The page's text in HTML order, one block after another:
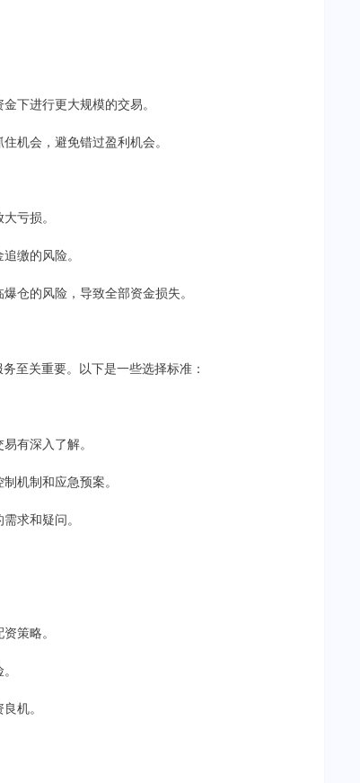
下进行更大规模的交易。
机会，避免错过盈利机会。
亏损。
缴的风险。
仓的风险，导致全部资金损失。
至关重要。以下是一些选择标准：
有深入了解。
机制和应急预案。
求和疑问。
策略。
机。